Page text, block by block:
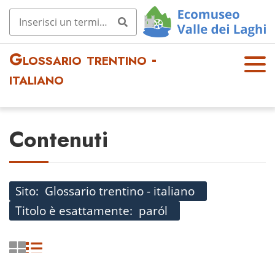
Glossario trentino -
italiano
OPE
Contenuti
Sito Glossario trentino - italiano
Titolo è esattamente
paról